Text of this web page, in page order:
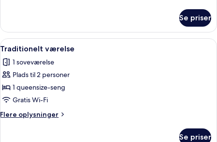
enkeltværelse
Se priser
Indlæs
alle
billeder
af
Traditionelt
værelse
Et soveværelse med en seng, et
7
Traditionelt værelse
1 soveværelse
Plads til 2 personer
1 queensize-seng
Gratis Wi-Fi
Flere oplysninger
Flere
Se priser